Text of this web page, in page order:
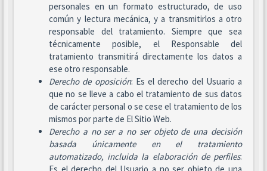
personales en un formato estructurado, de uso
común y lectura mecánica, y a transmitirlos a otro
responsable del tratamiento. Siempre que sea
técnicamente posible, el Responsable del
tratamiento transmitirá directamente los datos a
ese otro responsable.
Derecho de oposición: Es el derecho del Usuario a
que no se lleve a cabo el tratamiento de sus datos
de carácter personal o se cese el tratamiento de los
mismos por parte de El Sitio Web.
Derecho a no ser a no ser objeto de una decisión
basada únicamente en el tratamiento
automatizado, incluida la elaboración de perfiles: